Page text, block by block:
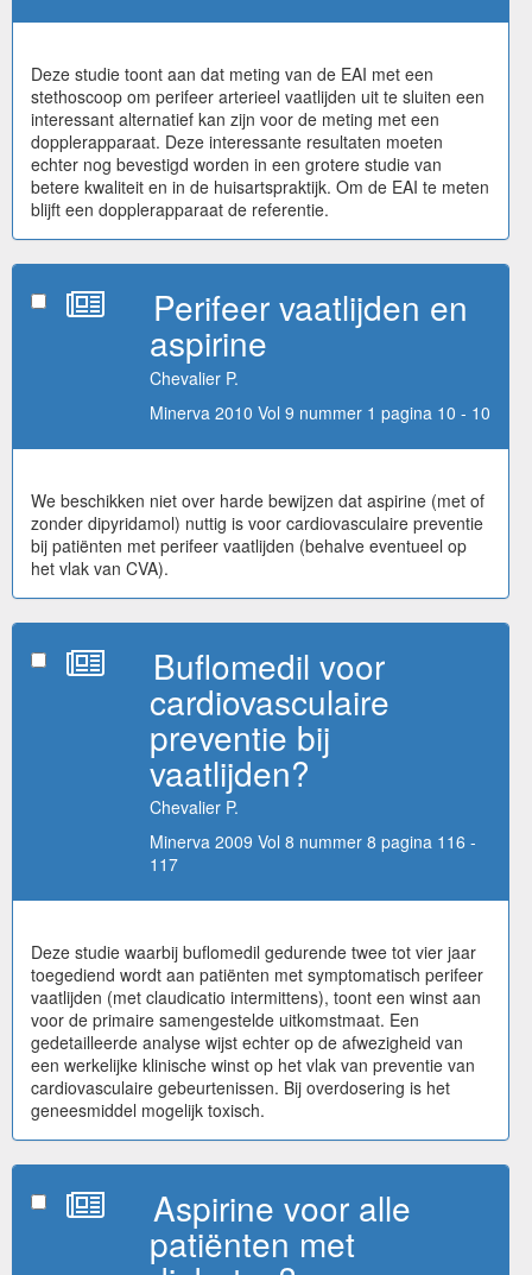
Deze studie toont aan dat meting van de EAI met een
stethoscoop om perifeer arterieel vaatlijden uit te sluiten een
interessant alternatief kan zijn voor de meting met een
dopplerapparaat. Deze interessante resultaten moeten
echter nog bevestigd worden in een grotere studie van
betere kwaliteit en in de huisartspraktijk. Om de EAI te meten
blijft een dopplerapparaat de referentie.
Perifeer vaatlijden en
aspirine
Chevalier P.
Minerva 2010 Vol 9 nummer 1 pagina 10 - 10
We beschikken niet over harde bewijzen dat aspirine (met of
zonder dipyridamol) nuttig is voor cardiovasculaire preventie
bij patiënten met perifeer vaatlijden (behalve eventueel op
het vlak van CVA).
Buflomedil voor
cardiovasculaire
preventie bij
vaatlijden?
Chevalier P.
Minerva 2009 Vol 8 nummer 8 pagina 116 -
117
Deze studie waarbij buflomedil gedurende twee tot vier jaar
toegediend wordt aan patiënten met symptomatisch perifeer
vaatlijden (met claudicatio intermittens), toont een winst aan
voor de primaire samengestelde uitkomstmaat. Een
gedetailleerde analyse wijst echter op de afwezigheid van
een werkelijke klinische winst op het vlak van preventie van
cardiovasculaire gebeurtenissen. Bij overdosering is het
geneesmiddel mogelijk toxisch.
Aspirine voor alle
patiënten met